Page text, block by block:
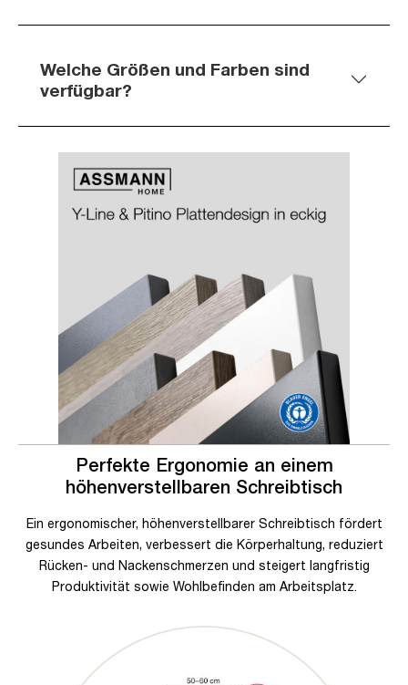
Welche Größen und Farben sind
verfügbar?
Perfekte Ergonomie an einem
höhenverstellbaren Schreibtisch
Ein ergonomischer, höhenverstellbarer Schreibtisch fördert
gesundes Arbeiten, verbessert die Körperhaltung, reduziert
Rücken- und Nackenschmerzen und steigert langfristig
Produktivität sowie Wohlbefinden am Arbeitsplatz.